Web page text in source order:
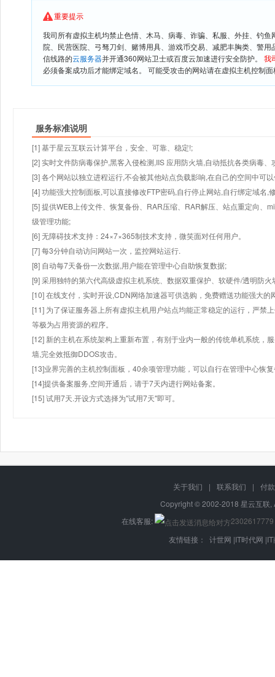
重要提示
我司所有虚拟主机均禁止色情、木马、病毒、诈骗、私服、外挂、钓
院、民营医院、弓驽刀剑、赌博用具、游戏币交易、减肥丰胸类、警
信线路的云服务器并开通360网站卫士或百度云加速进行安全防护。 我
必须备案成功后才能绑定域名。 可能受攻击的网站请在虚拟主机控制
服务标准说明
[1] 基于星云互联云计算平台，安全、可靠、稳定!;
[2] 实时文件防病毒保护,黑客入侵检测,IIS 应用防火墙,自动抵抗各类病毒、
[3] 各个网站以独立进程运行,不会被其他站点负载影响,在自己的空间中可
[4] 功能强大控制面板,可以直接修改FTP密码,自行停止网站,自行绑定域名,
[5] 提供WEB上传文件、恢复备份、RAR压缩、RAR解压、站点重定向、
级管理功能;
[6] 无障碍技术支持：24×7×365制技术支持，微笑面对任何用户。
[7] 每3分钟自动访问网站一次，监控网站运行.
[8] 自动每7天备份一次数据,用户能在管理中心自助恢复数据;
[9] 采用独特的第六代高级虚拟主机系统、数据双重保护、软硬件/透明防火
[10] 在线支付，实时开设,CDN网络加速器可供选购，免费赠送功能强大
[11] 为了保证服务器上所有虚拟主机用户站点均能正常稳定的运行，严禁
等极为占用资源的程序。
[12] 新的主机在系统架构上重新布置，有别于业内一般的传统单机系统，
墙,完全效抵御DDOS攻击。
[13]业界完善的主机控制面板，40余项管理功能，可以自行在管理中心恢
[14]提供备案服务,空间开通后，请于7天内进行网站备案。
[15] 试用7天.开设方式选择为"试用7天"即可。
关于我们 | 联系我们 |
付
Copyright © 2002-2018 星云互
在线客服:
2302617779
友情链接： 计世网 |IT时代网 |